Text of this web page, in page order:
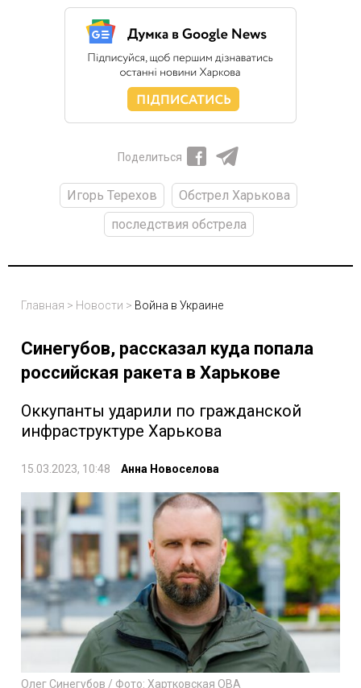
Поделиться
Игорь Терехов
Обстрел Харькова
последствия обстрела
Главная > Новости > Война в Украине
Синегубов, рассказал куда попала
российская ракета в Харькове
Оккупанты ударили по гражданской
инфраструктуре Харькова
15.03.2023, 10:48 Анна Новоселова
Олег Синегубов / Фото: Хартковская ОВА